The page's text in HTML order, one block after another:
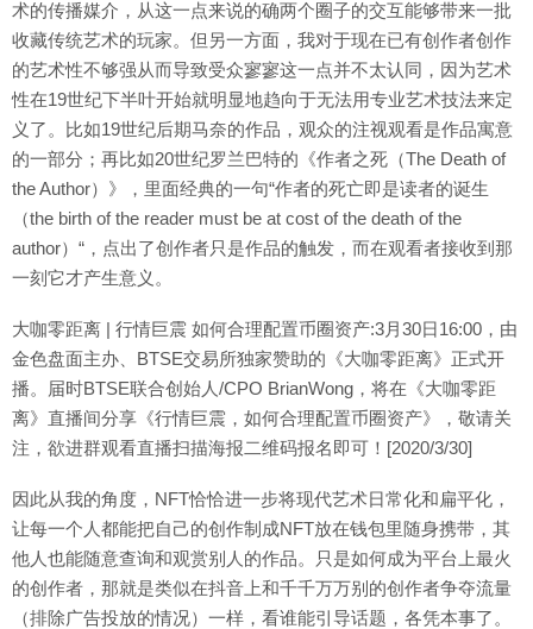
术的传播媒介，从这一点来说的确两个圈子的交互能够带来一批
收藏传统艺术的玩家。但另一方面，我对于现在已有创作者创作
的艺术性不够强从而导致受众寥寥这一点并不太认同，因为艺术
性在19世纪下半叶开始就明显地趋向于无法用专业艺术技法来定
义了。比如19世纪后期马奈的作品，观众的注视观看是作品寓意
的一部分；再比如20世纪罗兰巴特的《作者之死（The Death of
the Author）》，里面经典的一句“作者的死亡即是读者的诞生
（the birth of the reader must be at cost of the death of the
author）“，点出了创作者只是作品的触发，而在观看者接收到那
一刻它才产生意义。
大咖零距离 | 行情巨震 如何合理配置币圈资产:3月30日16:00，由
金色盘面主办、BTSE交易所独家赞助的《大咖零距离》正式开
播。届时BTSE联合创始人/CPO BrianWong，将在《大咖零距
离》直播间分享《行情巨震，如何合理配置币圈资产》，敬请关
注，欲进群观看直播扫描海报二维码报名即可！[2020/3/30]
因此从我的角度，NFT恰恰进一步将现代艺术日常化和扁平化，
让每一个人都能把自己的创作制成NFT放在钱包里随身携带，其
他人也能随意查询和观赏别人的作品。只是如何成为平台上最火
的创作者，那就是类似在抖音上和千千万万别的创作者争夺流量
（排除广告投放的情况）一样，看谁能引导话题，各凭本事了。